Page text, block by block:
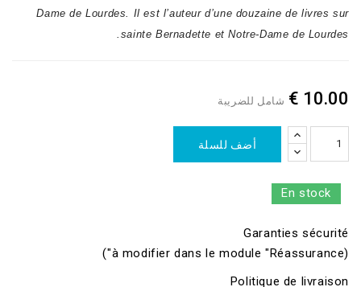
Dame de Lourdes. Il est l’auteur d’une douzaine de livres sur
sainte Bernadette et Notre-Dame de Lourdes.
10.00 € شامل للضريبة
أضف للسلة
En stock
Garanties sécurité
(à modifier dans le module "Réassurance")
Politique de livraison